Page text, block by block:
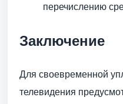
перечислению
Заключение
Для своевременной
телевидения